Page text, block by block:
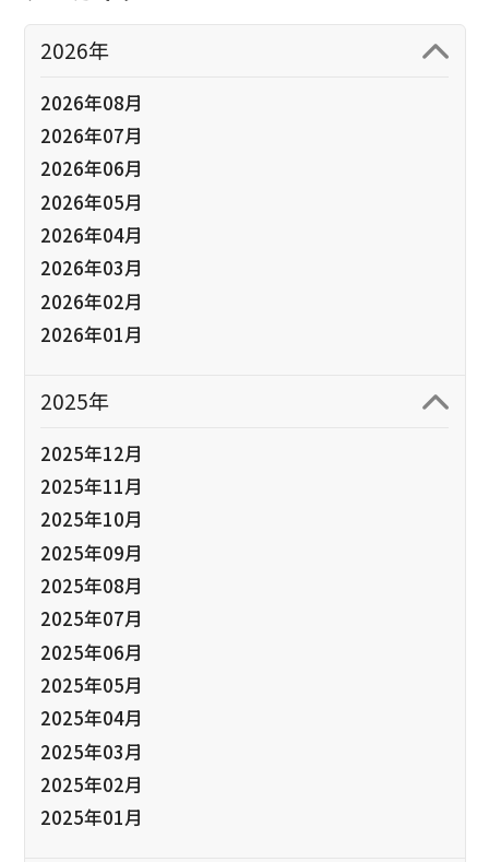
2026年
2026年08月
2026年07月
2026年06月
2026年05月
2026年04月
2026年03月
2026年02月
2026年01月
2025年
2025年12月
2025年11月
2025年10月
2025年09月
2025年08月
2025年07月
2025年06月
2025年05月
2025年04月
2025年03月
2025年02月
2025年01月